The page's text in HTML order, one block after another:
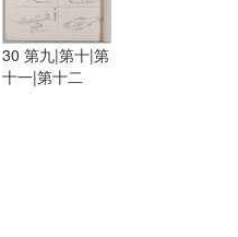
30 第九|第十|第
十一|第十二